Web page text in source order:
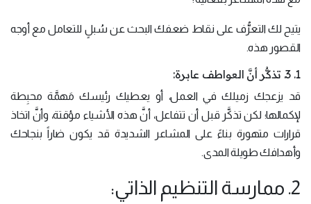
يتيح لك التعرُّف على نقاط ضعفك البحث عن سُبلٍ للتعامل مع أوجه
القصور هذه.
1. 3. تذكُّر أنَّ العواطف عابرة:
قد يزعجك زميلك في العمل، أو يعطيك رئيسك مَهمَّة محبِطة
لإكمالها؛ لكن تذكَّر قبل أن تتفاعل، أنَّ هذه الأشياء مؤقتة، وأنَّ اتخاذ
قرارات متهورة بناءً على المشاعر الشديدة قد يكون ضاراً بنجاحك
وأهدافك طويلة المدى.
2. ممارسة التنظيم الذاتي: